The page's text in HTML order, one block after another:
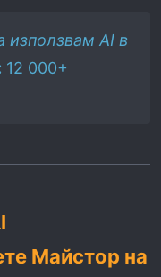
използвам AI в
12 000+
Майстор на